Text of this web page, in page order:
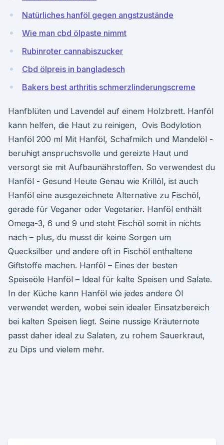
Natürliches hanföl gegen angstzustände
Wie man cbd ölpaste nimmt
Rubinroter cannabiszucker
Cbd ölpreis in bangladesch
Bakers best arthritis schmerzlinderungscreme
Hanfblüten und Lavendel auf einem Holzbrett. Hanföl
kann helfen, die Haut zu reinigen, Ovis Bodylotion
Hanföl 200 ml Mit Hanföl, Schafmilch und Mandelöl -
beruhigt anspruchsvolle und gereizte Haut und
versorgt sie mit Aufbaunährstoffen. So verwendest du
Hanföl - Gesund Heute Genau wie Krillöl, ist auch
Hanföl eine ausgezeichnete Alternative zu Fischöl,
gerade für Veganer oder Vegetarier. Hanföl enthält
Omega-3, 6 und 9 und steht Fischöl somit in nichts
nach – plus, du musst dir keine Sorgen um
Quecksilber und andere oft in Fischöl enthaltene
Giftstoffe machen. Hanföl – Eines der besten
Speiseöle Hanföl – Ideal für kalte Speisen und Salate.
In der Küche kann Hanföl wie jedes andere Öl
verwendet werden, wobei sein idealer Einsatzbereich
bei kalten Speisen liegt. Seine nussige Kräuternote
passt daher ideal zu Salaten, zu rohem Sauerkraut,
zu Dips und vielem mehr.